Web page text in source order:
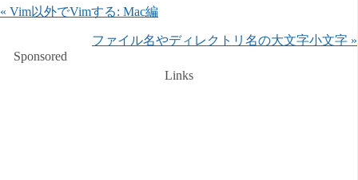
« Vim以外でVimする: Mac編
ファイル名やディレクトリ名の大文字小文字 »
Sponsored
Links